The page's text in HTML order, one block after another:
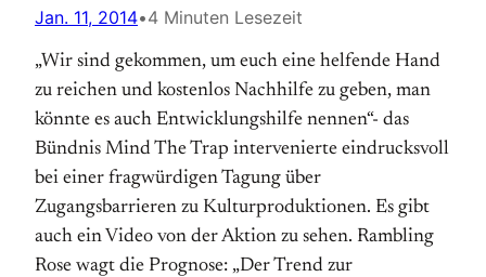
Jan. 11, 2014•4 Minuten Lesezeit
„Wir sind gekommen, um euch eine helfende Hand
zu reichen und kostenlos Nachhilfe zu geben, man
könnte es auch Entwicklungshilfe nennen“- das
Bündnis Mind The Trap intervenierte eindrucksvoll
bei einer fragwürdigen Tagung über
Zugangsbarrieren zu Kulturproduktionen. Es gibt
auch ein Video von der Aktion zu sehen. Rambling
Rose wagt die Prognose: „Der Trend zur